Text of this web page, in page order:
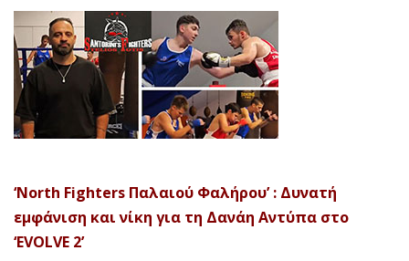
‘North Fighters Παλαιού Φαλήρου’ : Δυνατή
εμφάνιση και νίκη για τη Δανάη Αντύπα στο
‘EVOLVE 2’